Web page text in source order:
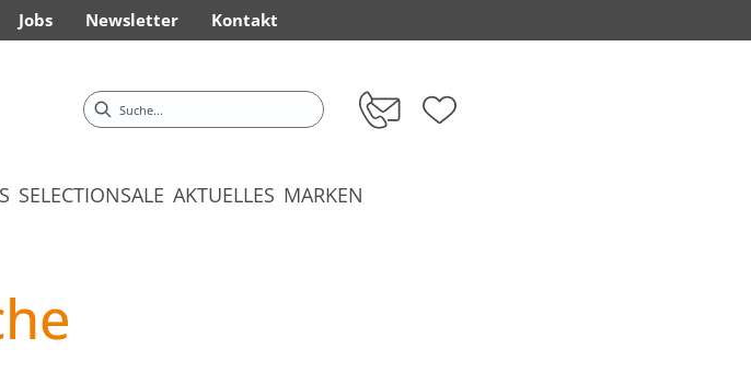
Jobs Newsletter Kontakt
SELECTIONSALE AKTUELLES MARKEN